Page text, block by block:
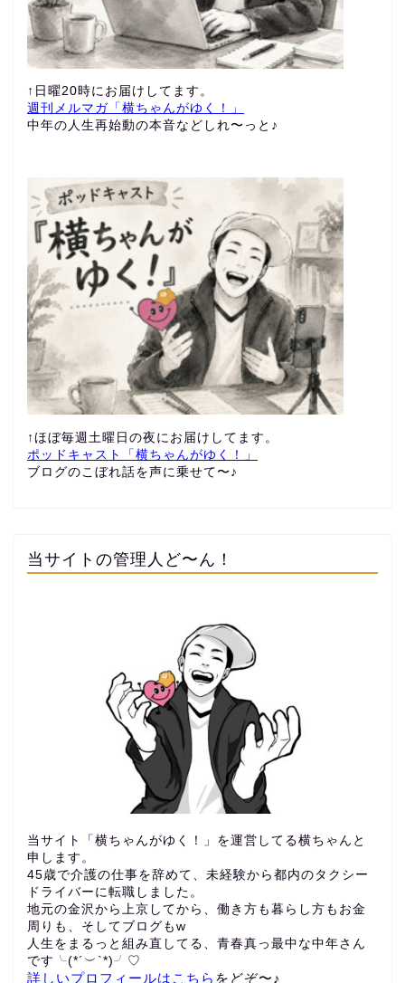
↑日曜20時にお届けしてます。
週刊メルマガ「横ちゃんがゆく！」
中年の人生再始動の本音などしれ〜っと♪
↑ほぼ毎週土曜日の夜にお届けしてます。
ポッドキャスト「横ちゃんがゆく！」
ブログのこぼれ話を声に乗せて〜♪
当サイトの管理人ど〜ん！
当サイト「横ちゃんがゆく！」を運営してる横ちゃんと
申します。
45歳で介護の仕事を辞めて、未経験から都内のタクシー
ドライバーに転職しました。
地元の金沢から上京してから、働き方も暮らし方もお金
周りも、 そしてブログもw
人生をまるっと組み直してる、青春真っ最中な中年さん
です╰(*´︶`*)╯♡
詳しいプロフィールはこちら をどぞ〜♪